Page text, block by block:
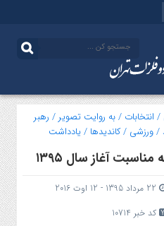
/ انتخابات /به روایت تصویر / رهبر
/ورزشی /کاندیدها /یادداشت
آغاز سال ۱۳۹۵
کد خبر 10714